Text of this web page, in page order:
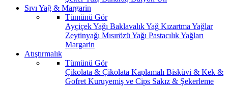
Sıvı Yağ & Margarin
Tümünü Gör
Ayçiçek Yağı Baklavalık Yağ Kızartma Yağlar
Zeytinyağı Mısırözü Yağı Pastacılık Yağları
Margarin
Atıştırmalık
Tümünü Gör
Çikolata & Çikolata Kaplamalı Bisküvi & Kek &
Gofret Kuruyemiş ve Cips Sakız & Şekerleme